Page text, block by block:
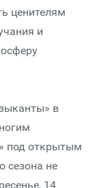
ценителям
и
в
под открытым
сезона не
14